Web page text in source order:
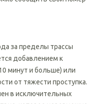
проезжая мимо
сообщить свой номер
за пределы трассы
добавлением к
минут и больше) или
от тяжести проступка.